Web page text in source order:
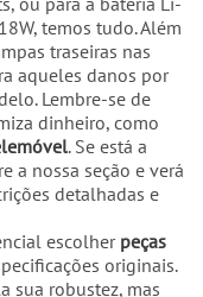
temos tudo. Além
traseiras nas
aqueles danos por
Lembre-se de
dinheiro, como
. Se está a
a nossa seção e verá
detalhadas e
escolher peças
originais.
sua robustez, mas